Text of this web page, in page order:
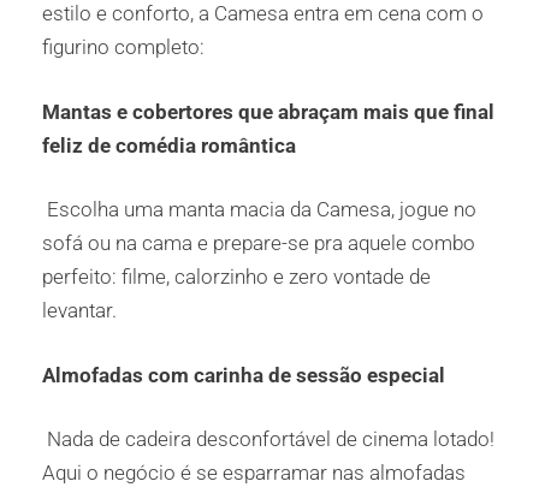
estilo e conforto, a Camesa entra em cena com o
figurino completo:
Mantas e cobertores que abraçam mais que final
feliz de comédia romântica
Escolha uma manta macia da Camesa, jogue no
sofá ou na cama e prepare-se pra aquele combo
perfeito: filme, calorzinho e zero vontade de
levantar.
Almofadas com carinha de sessão especial
Nada de cadeira desconfortável de cinema lotado!
Aqui o negócio é se esparramar nas almofadas